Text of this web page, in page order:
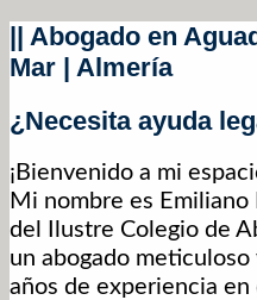
|| Abogado en
Mar | Almería
¿Necesita ayuda
¡Bienvenido a mi
Mi nombre es Emiliano
del Ilustre Colegio de
un abogado
años de experiencia